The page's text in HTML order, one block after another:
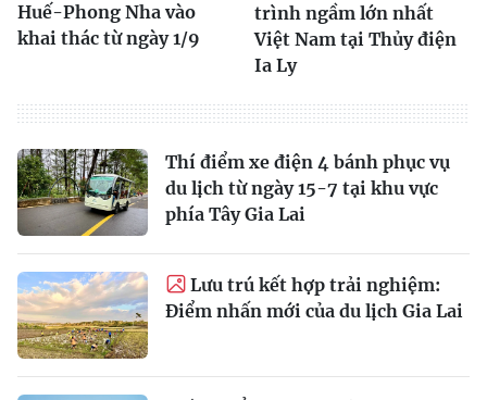
Huế-Phong Nha vào
khai thác từ ngày 1/9
trình ngầm lớn nhất
Việt Nam tại Thủy điện
Ia Ly
Thí điểm xe điện 4 bánh phục vụ
du lịch từ ngày 15-7 tại khu vực
phía Tây Gia Lai
Lưu trú kết hợp trải nghiệm:
Điểm nhấn mới của du lịch Gia Lai